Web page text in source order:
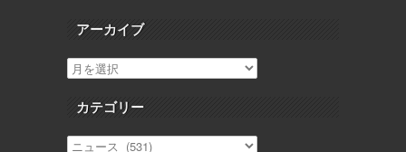
アーカイブ
カテゴリー